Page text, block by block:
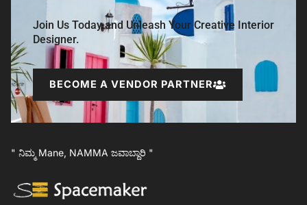
Join Us Today and Unleash Your Creative Interior
Designer.
BECOME A VENDOR PARTNER
" ನಿಮ್ಮ Mane, NAMMA ಜವಾಬ್ದಾರಿ "